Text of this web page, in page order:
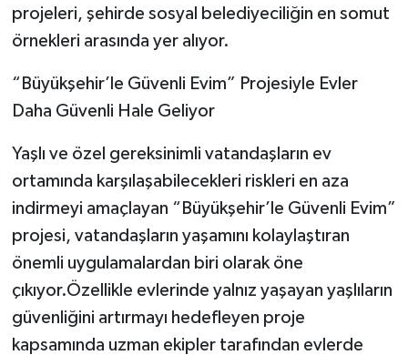
projeleri, şehirde sosyal belediyeciliğin en somut
örnekleri arasında yer alıyor.
“Büyükşehir’le Güvenli Evim” Projesiyle Evler
Daha Güvenli Hale Geliyor
Yaşlı ve özel gereksinimli vatandaşların ev
ortamında karşılaşabilecekleri riskleri en aza
indirmeyi amaçlayan “Büyükşehir’le Güvenli Evim”
projesi, vatandaşların yaşamını kolaylaştıran
önemli uygulamalardan biri olarak öne
çıkıyor.Özellikle evlerinde yalnız yaşayan yaşlıların
güvenliğini artırmayı hedefleyen proje
kapsamında uzman ekipler tarafından evlerde